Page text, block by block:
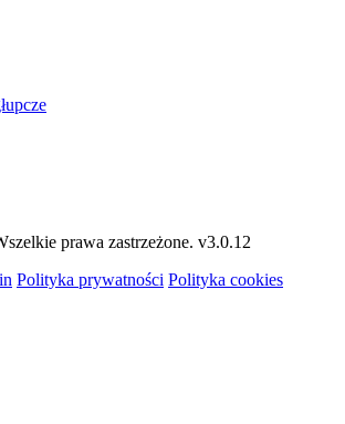
prawa zastrzeżone. v3.0.12
Polityka prywatności Polityka cookies